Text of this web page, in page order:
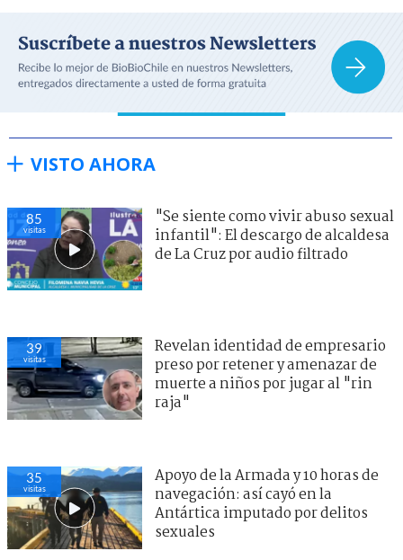
VISTO AHORA
85
visitas
"Se siente como vivir abuso sexual
infantil": El descargo de alcaldesa
de La Cruz por audio filtrado
39
visitas
Revelan identidad de empresario
preso por retener y amenazar de
muerte a niños por jugar al "rin
raja"
35
visitas
Apoyo de la Armada y 10 horas de
navegación: así cayó en la
Antártica imputado por delitos
sexuales